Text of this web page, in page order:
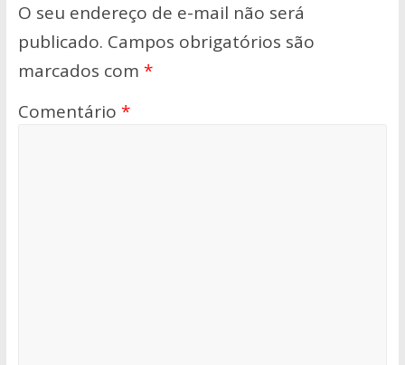
O seu endereço de e-mail não será
publicado. Campos obrigatórios são
marcados com *
Comentário *